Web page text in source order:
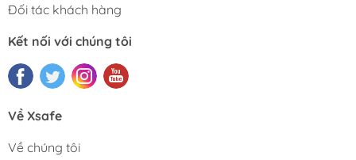
Đối tác khách hàng
Kết nối với chúng tôi
Về Xsafe
Về chúng tôi